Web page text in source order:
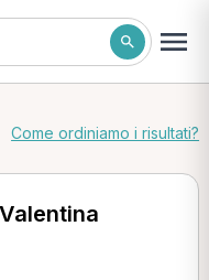
Come ordiniamo i risultati?